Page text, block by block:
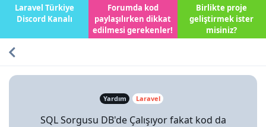
Laravel Türkiye
Discord Kanalı
Forumda kod
paylaşılırken dikkat
edilmesi gerekenler!
Birlikte proje
geliştirmek ister
misiniz?
Yardım Laravel
SQL Sorgusu DB'de Çalışıyor fakat kod da